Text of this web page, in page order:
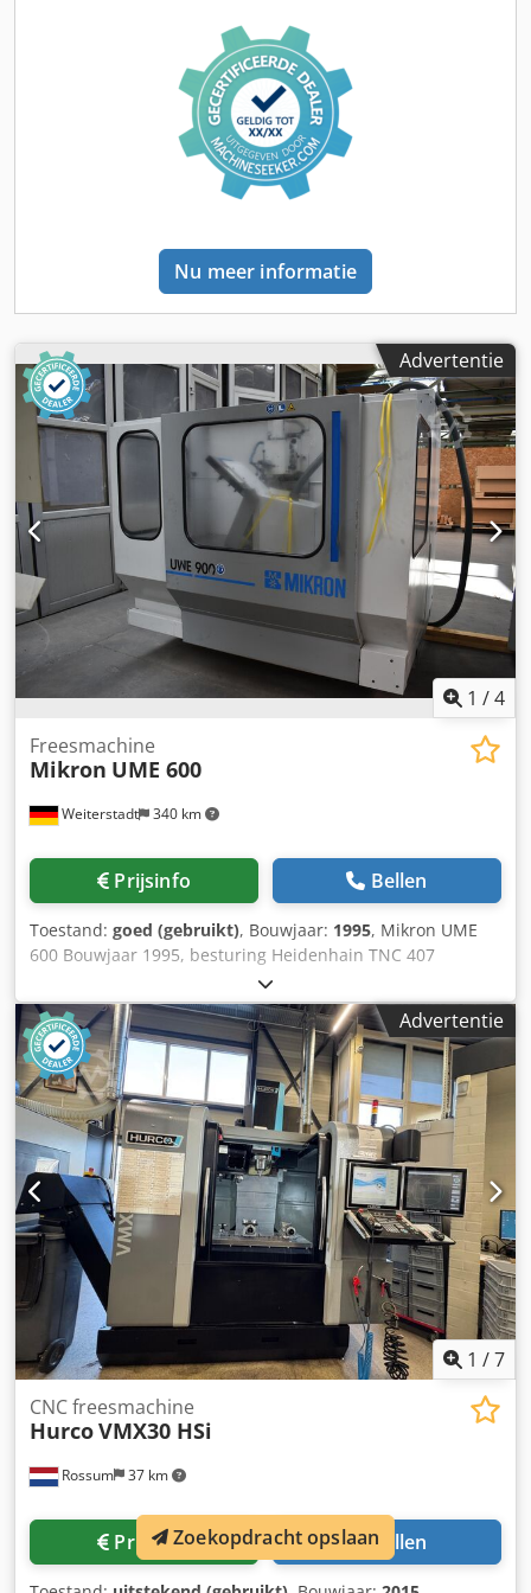
Nu meer informatie
Advertentie
1 /4
Weiterstadt 340 km
Freesmachine
Mikron UME 600
Prijsinfo Bellen
Toestand: goed (gebruikt), Bouwjaar: 1995, Mikron UME
600 Bouwjaar 1995, besturing Heidenhain TNC 407
Spilhouder in goede staat X-as slag 600 mm Dksdpfx Aqjzr
T U Ajuor Y-as slag 500 mm Z-as slag 450 mm Toerental 5 -
5000 omw/min Penbeweging 90 mm Totaal benodigd
vermogen 9 kW Voedingsbereik 0-10.000 mm/min Gewicht
machine ca. 3260 kg Benodigde ruimte ca. 2200x2800x2000
mm Spindelmotor 6 kW Verticale freeskop met
hydraulische gereedschapshouder SK 40
Advertentie
1 /7
Rossum 37 km
CNC freesmachine
HurcoVMX30 HSi
Prijsinfo Bellen
Zoekopdracht opslaan